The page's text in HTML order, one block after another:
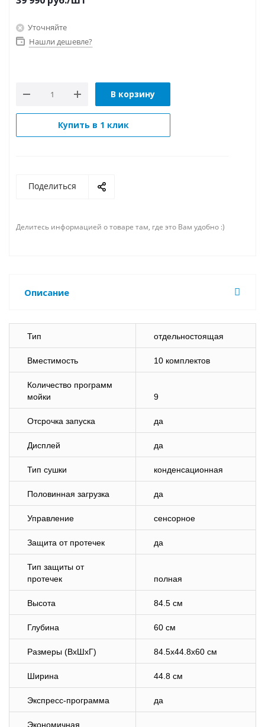
Уточняйте
Нашли дешевле?
В корзину
Купить в 1 клик
Поделиться
Делитесь информацией о товаре там, где это Вам удобно :)
Описание
Тип отдельностоящая
Вместимость 10 комплектов
Количество программ
мойки
9
Отсрочка запуска да
Дисплей да
Тип сушки конденсационная
Половинная загрузка да
Управление сенсорное
Защита от протечек да
Тип защиты от
протечек
полная
Высота 84.5 см
Глубина 60 см
Размеры (ВхШхГ) 84.5x44.8x60 см
Ширина 44.8 см
Экспресс-программа да
Экономичная